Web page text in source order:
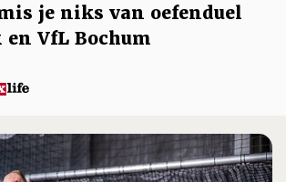
je niks van oefenduel
en VfL Bochum